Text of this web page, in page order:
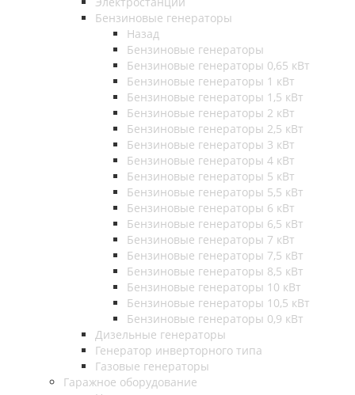
Бензиновые генераторы
Назад
Бензиновые генераторы
Бензиновые генераторы 0,65 кВт
Бензиновые генераторы 1 кВт
Бензиновые генераторы 1,5 кВт
Бензиновые генераторы 2 кВт
Бензиновые генераторы 2,5 кВт
Бензиновые генераторы 3 кВт
Бензиновые генераторы 4 кВт
Бензиновые генераторы 5 кВт
Бензиновые генераторы 5,5 кВт
Бензиновые генераторы 6 кВт
Бензиновые генераторы 6,5 кВт
Бензиновые генераторы 7 кВт
Бензиновые генераторы 7,5 кВт
Бензиновые генераторы 8,5 кВт
Бензиновые генераторы 10 кВт
Бензиновые генераторы 10,5 кВт
Бензиновые генераторы 0,9 кВт
Дизельные генераторы
Генератор инверторного типа
Газовые генераторы
Гаражное оборудование